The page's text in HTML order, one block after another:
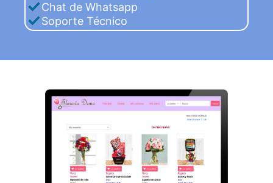
Chat de Whatsapp
Soporte Técnico